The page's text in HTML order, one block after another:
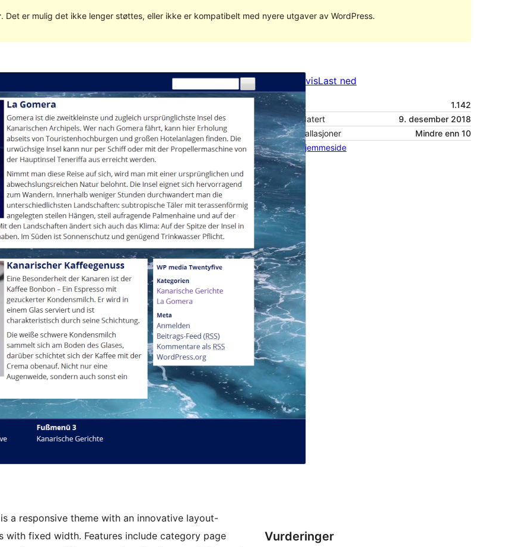
. Det er mulig det ikke lenger støttes, eller ikke er kompatibelt med nyere utgaver av WordPress.
ForhåndsvisLast ned
Versjon
1.142
Siste oppdatert
9. desember 2018
Aktive installasjoner
Mindre enn 10
Temaets hjemmeside
a responsive theme with an innovative layout-
with fixed width. Features include category page
Vurderinger